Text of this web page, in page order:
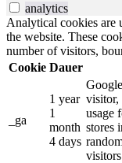
analytics
Analytical cookies are
the website. These
number of visitors,
Cookie Dauer
_ga
1 year
1
month
4 days
visitor,
usage
stores